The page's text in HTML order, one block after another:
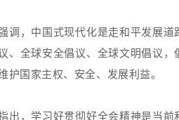
调，中国式现代化是走和平发展
、全球安全倡议、全球文明倡议
护国家主权、安全、发展利益。
出，学习好贯彻好全会精神是当